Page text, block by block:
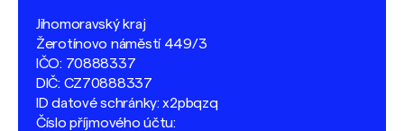
Jihomoravský kraj
Žerotínovo náměstí 449/3
IČO: 70888337
DIČ: CZ70888337
ID datové schránky: x2pbqzq
Číslo příjmového účtu: